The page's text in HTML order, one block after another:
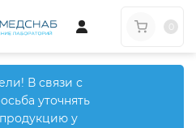
В связи с
уточнять
у